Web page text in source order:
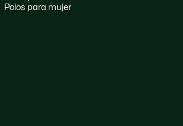
Polos para mujer